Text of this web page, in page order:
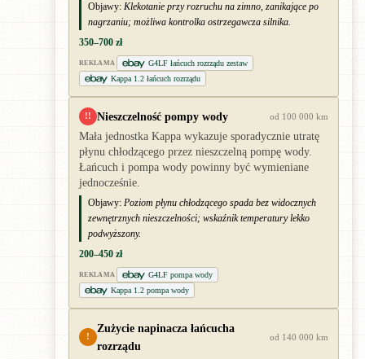
Objawy: Klekotanie przy rozruchu na zimno, zanikające po
nagrzaniu; możliwa kontrolka ostrzegawcza silnika.
350–700 zł
REKLAMA
G4LF łańcuch rozrządu zestaw
Kappa 1.2 łańcuch rozrządu
!! Nieszczelność pompy wody od 100 000 km
Mała jednostka Kappa wykazuje sporadycznie utratę
płynu chłodzącego przez nieszczelną pompę wody.
Łańcuch i pompa wody powinny być wymieniane
jednocześnie.
Objawy: Poziom płynu chłodzącego spada bez widocznych
zewnętrznych nieszczelności; wskaźnik temperatury lekko
podwyższony.
200–450 zł
REKLAMA
G4LF pompa wody
Kappa 1.2 pompa wody
!
Zużycie napinacza łańcucha
rozrządu
od 140 000 km